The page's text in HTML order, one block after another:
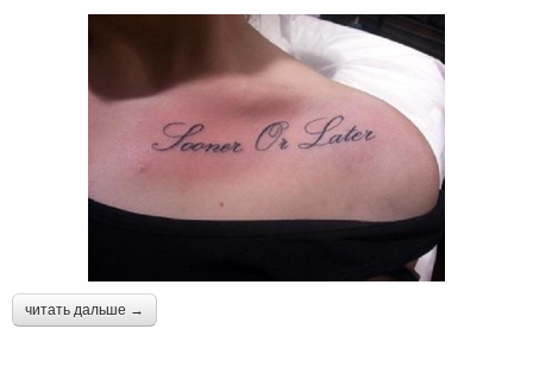
читать дальше →